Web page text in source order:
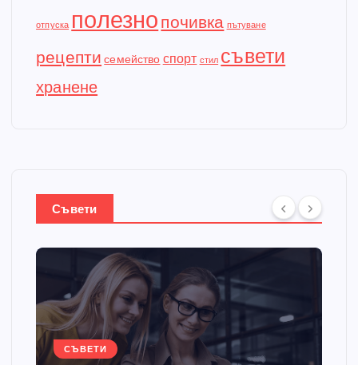
отпуска полезно почивка пътуване
рецепти семейство спорт стил съвети
хранене
Съвети
СЪВЕТИ